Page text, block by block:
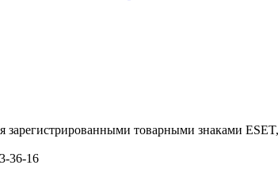
товарными знаками
36-16